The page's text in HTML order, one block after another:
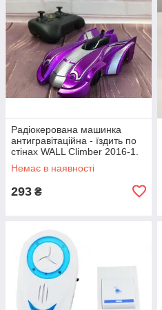
Радіокерована машинка
антигравітаційна - їздить по
стінах WALL Climber 2016-1.
Колір фіолетовий EP-16
Немає в наявності
293 ₴